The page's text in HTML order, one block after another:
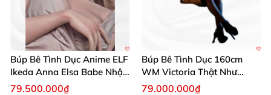
Búp Bê Tình Dục Anime ELF
Ikeda Anna Elsa Babe Nhật
Bản 160cm 165cm
79.500.000₫
Búp Bê Tình Dục 160cm
WM Victoria Thật Như
Người Thật Sang Trọng
79.000.000₫